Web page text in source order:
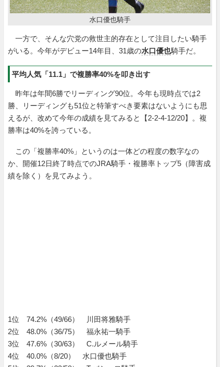
水口優也騎手
一方で、そんな穴党の救世主的存在として注目したい騎手
がいる。今年がデビュー14年目、31歳の水口優也騎手だ。
平均人気「11.1」で複勝率40%を叩き出す
昨年は年間6勝でリーディング90位。今年も現時点では2
勝、リーディングも51位と特筆すべき要素はないようにも思
えるが、改めて今年の成績を見てみると【2-2-4-12/20】。複
勝率は40%を誇っている。
この「複勝率40%」というのは一体どの程度の数字なの
か、開催12日終了時点でのJRA騎手・複勝率トップ5（障害成
績を除く）を見てみよう。
1位 74.2%（49/66） 川田将雅騎手
2位 48.0%（36/75） 福永祐一騎手
3位 47.6%（30/63） C.ルメール騎手
4位 40.0%（8/20） 水口優也騎手